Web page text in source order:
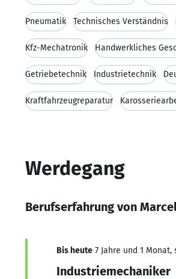
Pneumatik Technisches Verständnis
Kfz-Mechatronik Handwerkliches
Getriebetechnik Industrietechnik
Kraftfahrzeugreparatur
Werdegang
Berufserfahrung von
Bis heute 7 Jahre und 1 Monat,
Industriemechaniker